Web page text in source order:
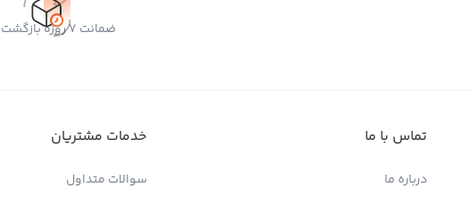
ضمانت 7 روزه بازگشت کالا
تماس با ما
درباره ما
خدمات مشتریان
سوالات متداول